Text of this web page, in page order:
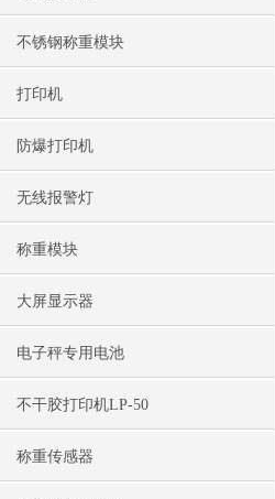
不锈钢称重模块
打印机
防爆打印机
无线报警灯
称重模块
大屏显示器
电子秤专用电池
不干胶打印机LP-50
称重传感器